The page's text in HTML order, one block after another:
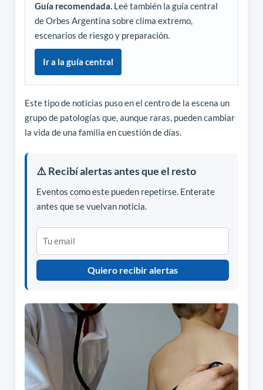
Guía recomendada.Leé también la guía central
de Orbes Argentina sobre clima extremo,
escenarios de riesgo y preparación.
Ir a la guía central
Este tipo de noticias puso en el centro de la escena un
grupo de patologías que, aunque raras, pueden cambiar
la vida de una familia en cuestión de días.
⚠️ Recibí alertas antes que el resto
Eventos como este pueden repetirse. Enterate
antes que se vuelvan noticia.
Quiero recibir alertas